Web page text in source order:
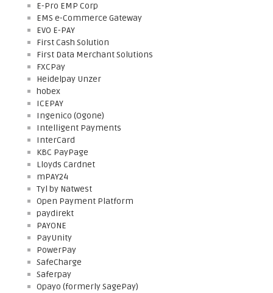
E-Pro EMP Corp
EMS e-Commerce Gateway
EVO E-PAY
First Cash Solution
First Data Merchant Solutions
FXCPay
Heidelpay Unzer
hobex
ICEPAY
Ingenico (Ogone)
Intelligent Payments
InterCard
KBC PayPage
Lloyds Cardnet
mPAY24
Tyl by Natwest
Open Payment Platform
paydirekt
PAYONE
PayUnity
PowerPay
SafeCharge
Saferpay
Opayo (formerly SagePay)